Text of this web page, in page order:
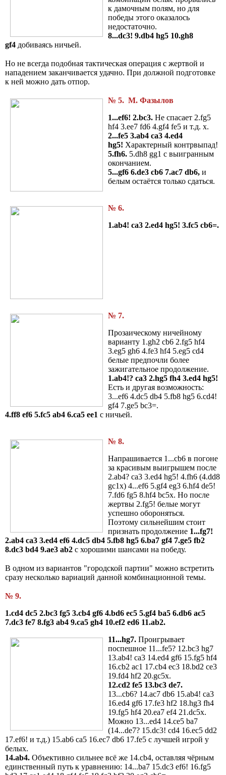
к дамочным полям, но для
победы этого оказалось
недостаточно.
8...dc3! 9.db4 hg5 10.gh8
gf4 добиваясь ничьей.
Но не всегда подобная тактическая операция с жертвой и
нападением заканчивается удачно. При должной подготовке
к ней можно дать отпор.
№ 5. М. Фазылов
1...ef6! 2.bc3. Не спасает 2.fg5
hf4 3.ee7 fd6 4.gf4 fe5 и т.д. x.
2...fe5 3.ab4 ca3 4.ed4
hg5! Характерный контрвыпад!
5.fh6. 5.dh8 gg1 с выигранным
окончанием.
5...gf6 6.de3 cb6 7.ac7 db6, и
белым остаётся только сдаться.
№ 6.
1.ab4! ca3 2.ed4 hg5! 3.fc5 cb6=.
№ 7.
Прозаическому ничейному
варианту 1.gh2 cb6 2.fg5 hf4
3.eg5 gh6 4.fe3 hf4 5.eg5 сd4
белые предпочли более
зажигательное продолжение.
1.ab4!? ca3 2.hg5 fh4 3.ed4 hg5!
Есть и другая возможность:
3...ef6 4.dc5 db4 5.fb8 hg5 6.cd4!
gf4 7.ge5 bc3=.
4.ff8 ef6 5.fc5 ab4 6.ca5 ee1 с ничьей.
№ 8.
Напрашивается 1...cb6 в погоне
за красивым выигрышем после
2.ab4? ca3 3.ed4 hg5! 4.fh6 (4.dd8
gc1x) 4...ef6 5.gf4 eg3 6.hf4 de5!
7.fd6 fg5 8.hf4 bc5x. Но после
жертвы 2.fg5! белые могут
успешно обороняться.
Поэтому сильнейшим стоит
признать продолжение 1...fg7!
2.ab4 ca3 3.ed4 ef6 4.dc5 db4 5.fb8 hg5 6.ba7 gf4 7.ge5 fb2
8.dc3 bd4 9.ae3 ab2 с хорошими шансами на победу.
В одном из вариантов "городской партии" можно встретить
сразу несколько вариаций данной комбинационной темы.
№ 9.
1.cd4 dc5 2.bc3 fg5 3.cb4 gf6 4.bd6 ec5 5.gf4 ba5 6.db6 ac5
7.dc3 fe7 8.fg3 ab4 9.ca5 gh4 10.ef2 ed6 11.ab2.
11...hg7. Проигрывает
поспешное 11...fe5? 12.bc3 hg7
13.ab4! ca3 14.ed4 gf6 15.fg5 hf4
16.cb2 ac1 17.cb4 ec3 18.bd2 ce3
19.fd4 hf2 20.gc5x.
12.cd2 fe5 13.bc3 de7.
13...cb6? 14.ac7 db6 15.ab4! ca3
16.ed4 gf6 17.fe3 hf2 18.hg3 fh4
19.fg5 hf4 20.ea7 ef4 21.dc5x.
Можно 13...ed4 14.ce5 ba7
(14...de7? 15.dc3! cd4 16.ec5 dd2
17.ef6! и т.д.) 15.ab6 ca5 16.ec7 db6 17.fe5 с лучшей игрой у
белых.
14.ab4. Объективно сильнее всё же 14.cb4, оставляя чёрным
единственный путь к уравнению: 14...ba7 15.dc3 ef6! 16.fg5